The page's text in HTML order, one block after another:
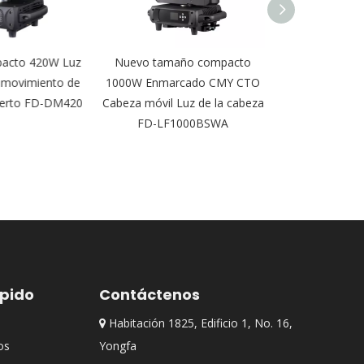
420W Luz
de
FD-DM420
Nuevo tamaño compacto
1000W Enmarcado CMY CTO
Cabeza móvil Luz de la cabeza
FD-LF1000BSWA
Contáctenos
Habitación 1825, Edificio 1, No. 16,
Yongfa